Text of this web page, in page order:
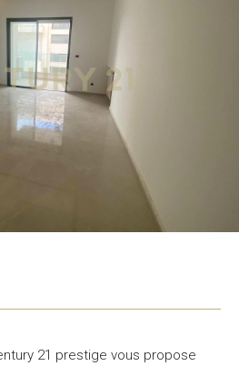
21 prestige vous propose